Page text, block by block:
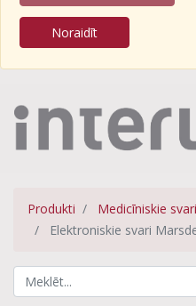
Noraidīt
Produkti
Medicīniskie svari
Elektroniskie svari